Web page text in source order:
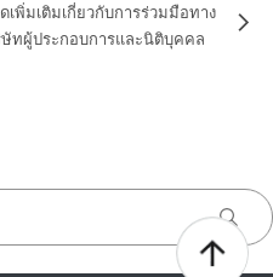
พิ่มเติมเกี่ยวกับการร่วมมือทาง
ทผู้ประกอบการและนิติบุคคล